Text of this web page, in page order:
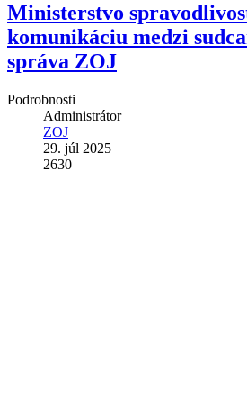
Ministerstvo
komunikáciu medzi
správa ZOJ
Podrobnosti
Administrátor
ZOJ
29. júl 2025
2630